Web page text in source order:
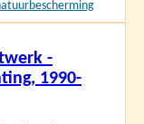
-
1990-